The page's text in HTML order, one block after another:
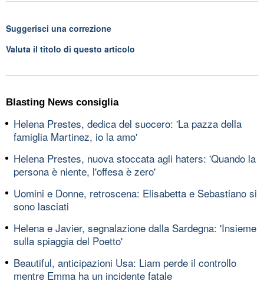
Suggerisci una correzione
Valuta il titolo di questo articolo
Blasting News consiglia
Helena Prestes, dedica del suocero: 'La pazza della
famiglia Martinez, io la amo'
Helena Prestes, nuova stoccata agli haters: 'Quando la
persona è niente, l'offesa è zero'
Uomini e Donne, retroscena: Elisabetta e Sebastiano si
sono lasciati
Helena e Javier, segnalazione dalla Sardegna: 'Insieme
sulla spiaggia del Poetto'
Beautiful, anticipazioni Usa: Liam perde il controllo
mentre Emma ha un incidente fatale